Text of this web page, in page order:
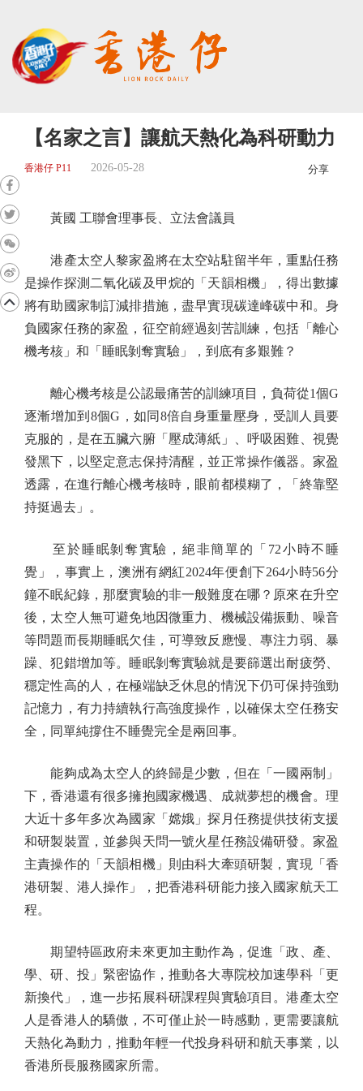
【名家之言】讓航天熱化為科研動力
香港仔 P11 2026-05-28 分享
黃國 工聯會理事長、立法會議員
港產太空人黎家盈將在太空站駐留半年，重點任務
是操作探測二氧化碳及甲烷的「天韻相機」，得出數據
將有助國家制訂減排措施，盡早實現碳達峰碳中和。身
負國家任務的家盈，征空前經過刻苦訓練，包括「離心
機考核」和「睡眠剝奪實驗」，到底有多艱難？
離心機考核是公認最痛苦的訓練項目，負荷從1個G
逐漸增加到8個G，如同8倍自身重量壓身，受訓人員要
克服的，是在五臟六腑「壓成薄紙」、呼吸困難、視覺
發黑下，以堅定意志保持清醒，並正常操作儀器。家盈
透露，在進行離心機考核時，眼前都模糊了，「終靠堅
持挺過去」。
至於睡眠剝奪實驗，絕非簡單的「72小時不睡
覺」，事實上，澳洲有網紅2024年便創下264小時56分
鐘不眠紀錄，那麼實驗的非一般難度在哪？原來在升空
後，太空人無可避免地因微重力、機械設備振動、噪音
等問題而長期睡眠欠佳，可導致反應慢、專注力弱、暴
躁、犯錯增加等。睡眠剝奪實驗就是要篩選出耐疲勞、
穩定性高的人，在極端缺乏休息的情況下仍可保持強勁
記憶力，有力持續執行高強度操作，以確保太空任務安
全，同單純撐住不睡覺完全是兩回事。
能夠成為太空人的終歸是少數，但在「一國兩制」
下，香港還有很多擁抱國家機遇、成就夢想的機會。理
大近十多年多次為國家「嫦娥」探月任務提供技術支援
和研製裝置，並參與天問一號火星任務設備研發。家盈
主責操作的「天韻相機」則由科大牽頭研製，實現「香
港研製、港人操作」，把香港科研能力接入國家航天工
程。
期望特區政府未來更加主動作為，促進「政、產、
學、研、投」緊密協作，推動各大專院校加速學科「更
新換代」，進一步拓展科研課程與實驗項目。港產太空
人是香港人的驕傲，不可僅止於一時感動，更需要讓航
天熱化為動力，推動年輕一代投身科研和航天事業，以
香港所長服務國家所需。